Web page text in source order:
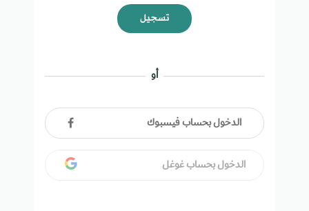
تسجيل
أو
الدخول بحساب فيسبوك
الدخول بحساب غوغل